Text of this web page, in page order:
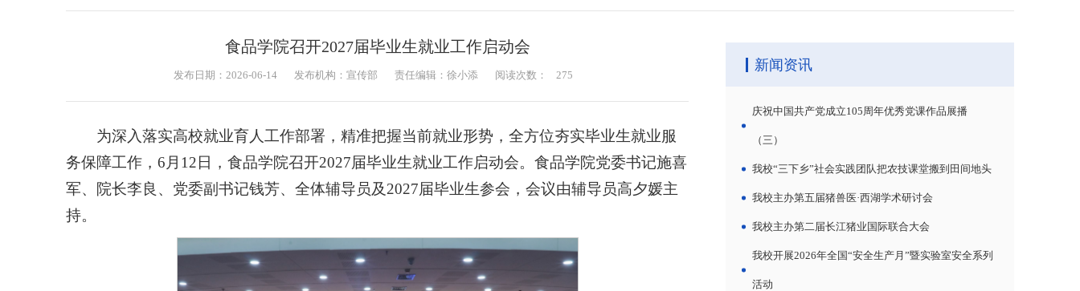
食品学院召开2027届毕业生就业工作启动会
发布日期：2026-06-14 发布机构：宣传部 责任编辑：徐小添 阅读次数： 275
为深入落实高校就业育人工作部署，精准把握当前就业形势，全方位夯实毕业生就业服
务保障工作，6月12日，食品学院召开2027届毕业生就业工作启动会。食品学院党委书记施喜
军、院长李良、党委副书记钱芳、全体辅导员及2027届毕业生参会，会议由辅导员高夕媛主
持。
新闻资讯
庆祝中国共产党成立105周年优秀党课作品展播
（三）
我校“三下乡”社会实践团队把农技课堂搬到田间地头
我校主办第五届猪兽医·西湖学术研讨会
我校主办第二届长江猪业国际联合大会
我校开展2026年全国“安全生产月”暨实验室安全系列
活动